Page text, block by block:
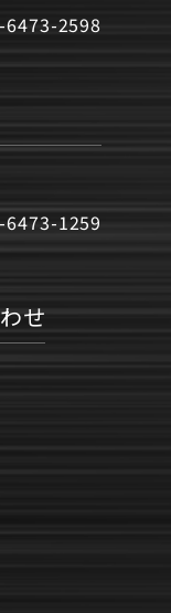
6473-2598
6473-1259
せ